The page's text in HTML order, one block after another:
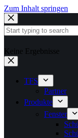
Zum Inhalt springen
Keine Ergebnisse
TFS
Partner
Produkte
Fenster